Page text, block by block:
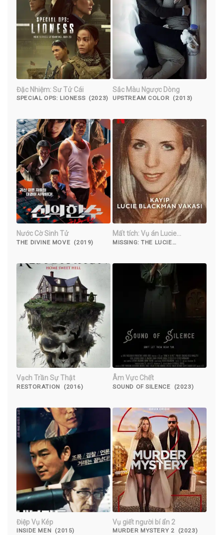
Đặc Nhiệm: Sư Tử Cái
SPECIAL OPS: LIONESS (2023)
Sắc Màu Ngược Dòng
UPSTREAM COLOR (2013)
Nước Cờ Sinh Tử
THE DIVINE MOVE (2019)
Mất tích: Vụ án Lucie
Blackman
MISSING: THE LUCIE
Vạch Trần Sự Thật
RESTORATION (2016)
Âm Vực Chết
SOUND OF SILENCE (2023)
Điệp Vụ Kép
INSIDE MEN (2015)
Vụ giết người bí ẩn 2
MURDER MYSTERY 2 (2023)